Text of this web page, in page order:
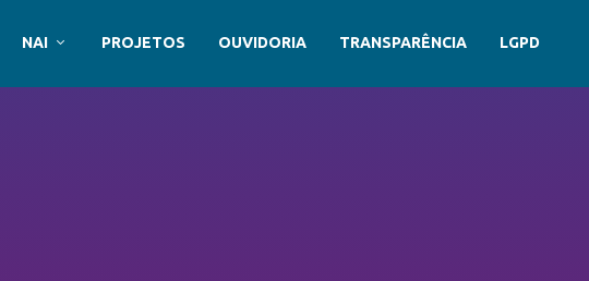
NAI PROJETOS OUVIDORIA TRANSPARÊNCIA LGPD